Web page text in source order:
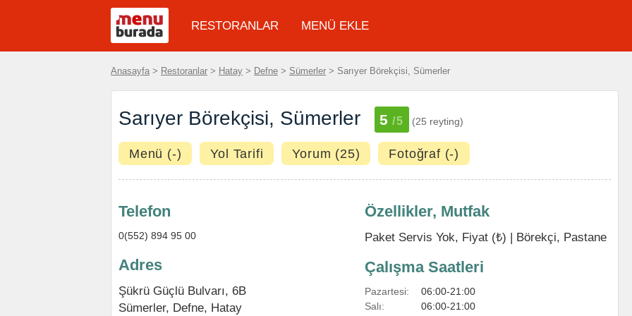
RESTORANLAR MENÜ EKLE
Anasayfa > Restoranlar > Hatay > Defne > Sümerler > Sarıyer Börekçisi, Sümerler
Sarıyer Börekçisi, Sümerler 5 /5 (25 reyting)
Menü (-) Yol Tarifi Yorum (25) Fotoğraf (-)
Telefon
0(552) 894 95 00
Adres
Şükrü Güçlü Bulvarı, 6B
Sümerler, Defne, Hatay
Özellikler, Mutfak
Paket Servis Yok, Fiyat (₺) | Börekçi, Pastane
Çalışma Saatleri
Pazartesi:
06:00-21:00
Salı:
06:00-21:00